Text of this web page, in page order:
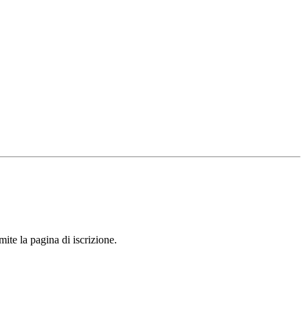
la pagina di iscrizione.